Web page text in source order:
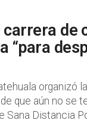
de
“para
organizó
de que aún no se
Sana Distancia